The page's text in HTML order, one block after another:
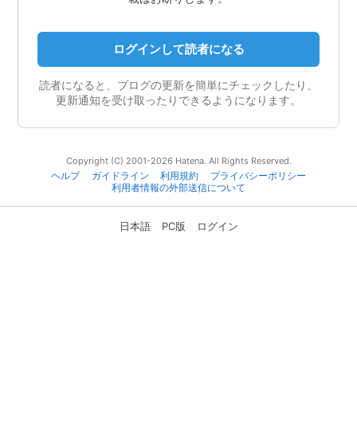
ログインして読者になる
読者になると、ブログの更新を簡単にチェックしたり、
更新通知を受け取ったりできるようになります。
Copyright (C) 2001-2026 Hatena. All Rights Reserved.
ヘルプ
ガイドライン 利用規約
プライバシーポリシー
利用者情報の外部送信について
日本語 PC版 ログイン